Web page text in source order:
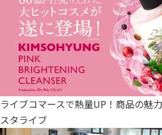
ライブコマースで熱量UP！商品の魅
スタライブ